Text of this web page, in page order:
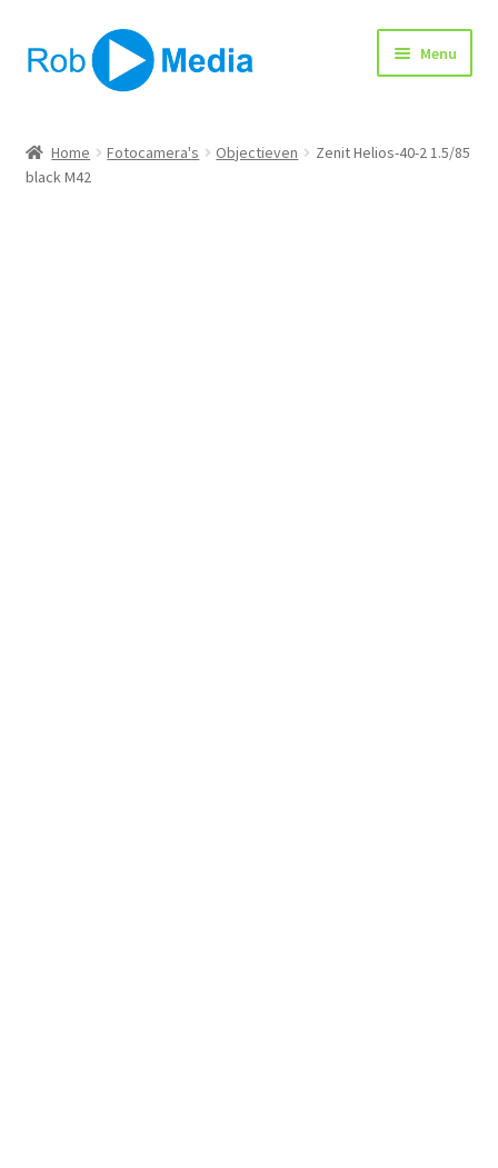
door
naar
Menu
Home Fotocamera's Objectieven
Zenit Helios-40-2 1.5/85
black M42